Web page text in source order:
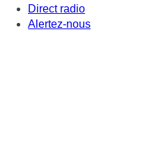
Direct radio
Alertez-nous